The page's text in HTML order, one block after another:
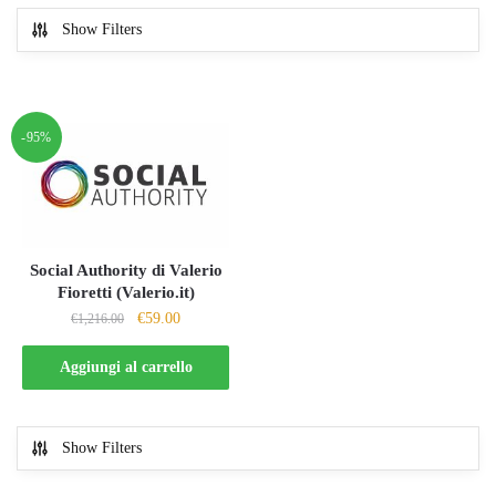
Show Filters
-95%
Social Authority di Valerio
Fioretti (Valerio.it)
€1,216.00
Il
prezzo
originale
era:
€59.00Il
prezzo
attuale
è:
Aggiungi al carrello
Show Filters